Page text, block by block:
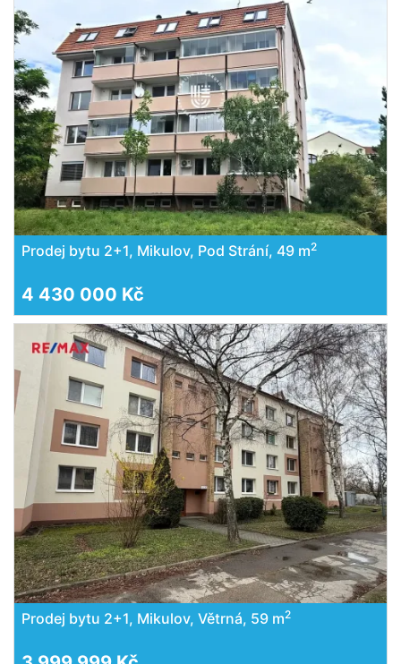
Prodej bytu 2+1, Mikulov, Pod Strání, 49 m2
4 430 000 Kč
Prodej bytu 2+1, Mikulov, Větrná, 59 m2